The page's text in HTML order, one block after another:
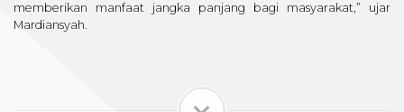
memberikan manfaat jangka panjang bagi masyarakat,” ujar
Mardiansyah.